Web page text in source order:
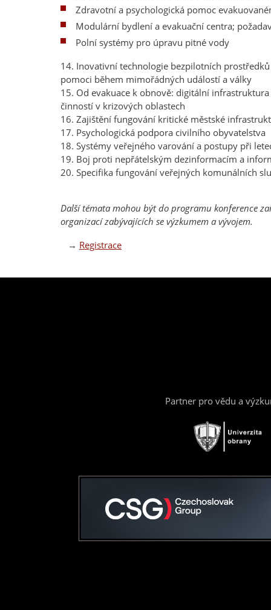
Zdravotní a psychologická pomoc
Modulární bydlení a evakuační centra;
Polní systémy pro úpravu pitné vody
14. Inovativní technologie bezpilotních
pomoci během mimořádných událostí a války
15. Od evakuace k obnově: digitální
činností v krizových oblastech
16. Zajištění fungování kritické městské
17. Psychologická podpora civilního obyvatelstva
18. Systémy veřejného varování a postupy při
19. Boj proti nepřátelským dezinformacím a
20. Specifika fungování veřejných komunálních
Další témata mohou být do programu konference
organizací zabývajících se výzkumem a vývojem.
→ Registrace
Partner pro vědu a